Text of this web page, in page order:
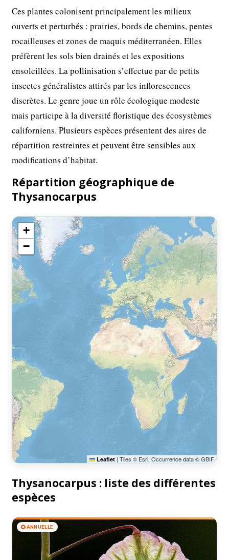
Ces plantes colonisent principalement les milieux
ouverts et perturbés : prairies, bords de chemins, pentes
rocailleuses et zones de maquis méditerranéen. Elles
préfèrent les sols bien drainés et les expositions
ensoleillées. La pollinisation s’effectue par de petits
insectes généralistes attirés par les inflorescences
discrètes. Le genre joue un rôle écologique modeste
mais participe à la diversité floristique des écosystèmes
californiens. Plusieurs espèces présentent des aires de
répartition restreintes et peuvent être sensibles aux
modifications d’habitat.
Répartition géographique de
Thysanocarpus
+
−
Leaflet | Tiles © Esri, Occurrence data © GBIF
Thysanocarpus : liste des différentes
espèces
🌻ANNUELLE